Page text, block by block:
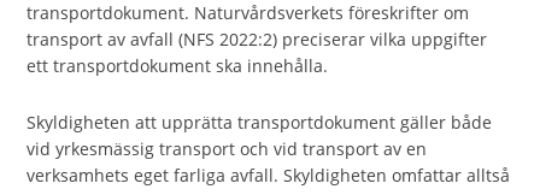
transportdokument. Naturvårdsverkets föreskrifter om
transport av avfall (NFS 2022:2) preciserar vilka uppgifter
ett transportdokument ska innehålla.
Skyldigheten att upprätta transportdokument gäller både
vid yrkesmässig transport och vid transport av en
verksamhets eget farliga avfall. Skyldigheten omfattar alltså